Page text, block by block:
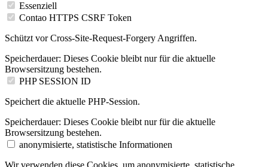
Essenziell
Contao HTTPS CSRF Token
Schützt vor Cross-Site-Request-Forgery Angriffen.
Speicherdauer: Dieses Cookie bleibt nur für die aktuelle
Browsersitzung bestehen.
PHP SESSION ID
Speichert die aktuelle PHP-Session.
Speicherdauer: Dieses Cookie bleibt nur für die aktuelle
Browsersitzung bestehen.
anonymisierte, statistische Informationen